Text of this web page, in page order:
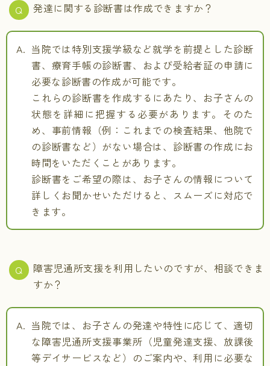
発達に関する診断書は作成できますか？
当院では特別支援学級など就学を前提とした診断
書、療育手帳の診断書、および受給者証の申請に
必要な診断書の作成が可能です。
これらの診断書を作成するにあたり、お子さんの
状態を詳細に把握する必要があります。そのた
め、事前情報（例：これまでの検査結果、他院で
の診断書など）がない場合は、診断書の作成にお
時間をいただくことがあります。
診断書をご希望の際は、お子さんの情報について
詳しくお聞かせいただけると、スムーズに対応で
きます。
障害児通所支援を利用したいのですが、相談できま
すか？
当院では、お子さんの発達や特性に応じて、適切
な障害児通所支援事業所（児童発達支援、放課後
等デイサービスなど）のご案内や、利用に必要な